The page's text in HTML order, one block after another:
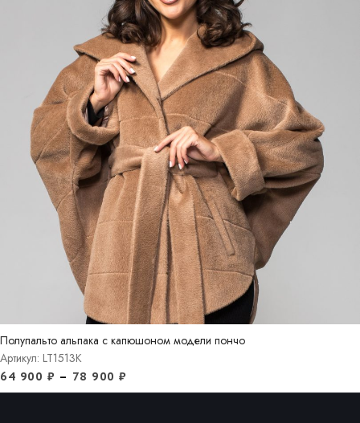
Полупальто альпака с капюшоном модели пончо
Артикул: LT1513K
64 900 ₽ – 78 900 ₽